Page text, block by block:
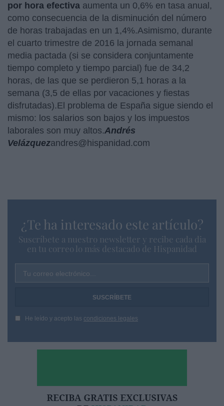
por hora efectiva aumenta un 0,6% en tasa anual,
como consecuencia de la disminución del número
de horas trabajadas en un 1,4%.Asimismo, durante
el cuarto trimestre de 2016 la jornada semanal
media pactada (si se considera conjuntamente
tiempo completo y tiempo parcial) fue de 34,2
horas, de las que se perdieron 5,1 horas a la
semana (3,5 de ellas por vacaciones y fiestas
disfrutadas).El problema de España sigue siendo el
mismo: los salarios son bajos y los impuestos
laborales son muy altos.Andrés
Velázquezandres@hispanidad.com
¿Te ha interesado este artículo?
Suscríbete a nuestro newsletter y recibe cada dia
en tu correo lo más destacado de Hispanidad
Tu correo electrónico...
He leído y acepto las condiciones legales